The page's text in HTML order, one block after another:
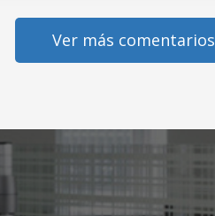
Ver más comentarios